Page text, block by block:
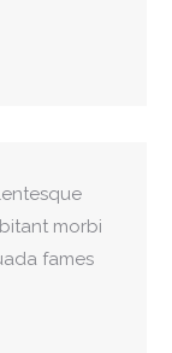
morbi
fames